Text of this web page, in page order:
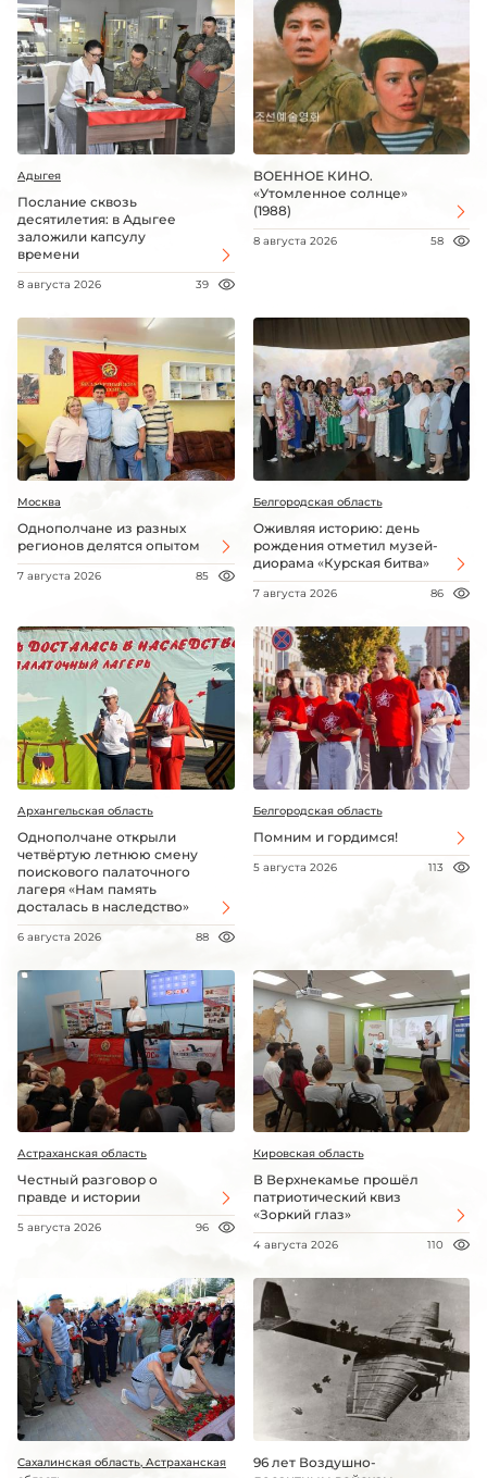
Адыгея
Послание сквозь
десятилетия: в Адыгее
заложили капсулу
времени
8 августа 2026 39
ВОЕННОЕ КИНО.
«Утомленное солнце»
(1988)
8 августа 2026 58
Москва
Однополчане из разных
регионов делятся опытом
7 августа 2026 85
Белгородская область
Оживляя историю: день
рождения отметил музей-
диорама «Курская битва»
7 августа 2026 86
Архангельская область
Однополчане открыли
четвёртую летнюю смену
поискового палаточного
лагеря «Нам память
досталась в наследство»
6 августа 2026 88
Белгородская область
Помним и гордимся!
5 августа 2026 113
Астраханская область
Честный разговор о
правде и истории
5 августа 2026 96
Кировская область
В Верхнекамье прошёл
патриотический квиз
«Зоркий глаз»
4 августа 2026 110
Сахалинская область, Астраханская
96 лет Воздушно-